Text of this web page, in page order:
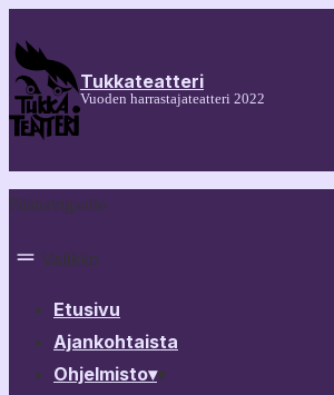
Tukkateatteri
Vuoden harrastajateatteri 2022
Päänavigaatio
Valikko
Etusivu
Ajankohtaista
Ohjelmisto▾▾